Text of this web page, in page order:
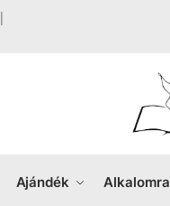
|
Ajándék Alkalomra